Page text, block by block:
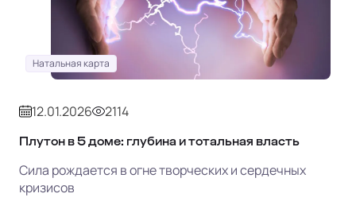
Натальная карта
12.01.2026 2114
Плутон в 5 доме: глубина и тотальная власть
Сила рождается в огне творческих и сердечных
кризисов